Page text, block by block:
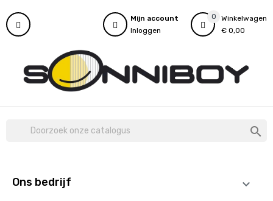
0
Winkelwagen
€ 0,00
Mijn account
Inloggen

Ons bedrijf 